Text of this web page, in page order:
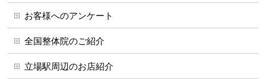
お客様へのアンケート
全国整体院のご紹介
立場駅周辺のお店紹介